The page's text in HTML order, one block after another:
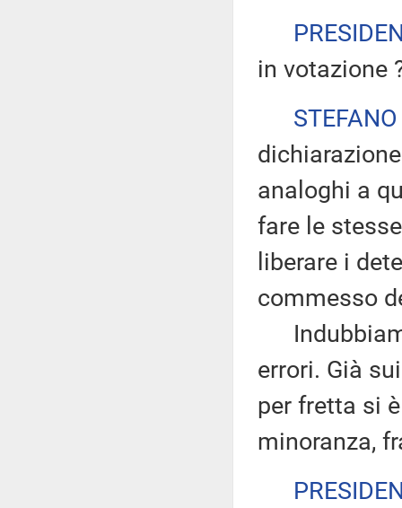
in votazione
analoghi a
fare le
liberare i
commesso
errori. Già
per fretta si
minoranza,